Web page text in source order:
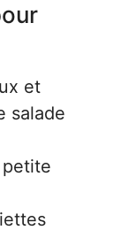
et
salade
petite